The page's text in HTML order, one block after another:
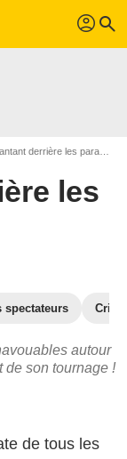
profil search
derrière les paravents
les
spectateurs
autour
de son tournage !
de tous les